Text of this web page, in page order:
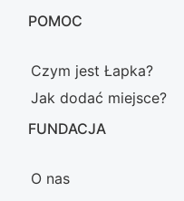
POMOC
Czym jest Łapka?
Jak dodać miejsce?
FUNDACJA
O nas